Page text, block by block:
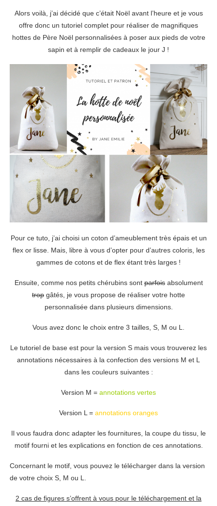
Alors voilà, j’ai décidé que c’était Noël avant l’heure et je vous
offre donc un tutoriel complet pour réaliser de magnifiques
hottes de Père Noël personnalisées à poser aux pieds de votre
sapin et à remplir de cadeaux le jour J !
Pour ce tuto, j’ai choisi un coton d’ameublement très épais et un
flex or lisse. Mais, libre à vous d’opter pour d’autres coloris, les
gammes de cotons et de flex étant très larges !
Ensuite, comme nos petits chérubins sontparfoisabsolument
trop gâtés, je vous propose de réaliser votre hotte
personnalisée dans plusieurs dimensions.
Vous avez donc le choix entre 3 tailles, S, M ou L.
Le tutoriel de base est pour la version S mais vous trouverez les
annotations nécessaires à la confection des versions M et L
dans les couleurs suivantes :
Version M = annotations vertes
Version L = annotations oranges
Il vous faudra donc adapter les fournitures, la coupe du tissu, le
motif fourni et les explications en fonction de ces annotations.
Concernant le motif, vous pouvez le télécharger dans la version
de votre choix S, M ou L.
2 cas de figures s’offrent à vous pour le téléchargement et la